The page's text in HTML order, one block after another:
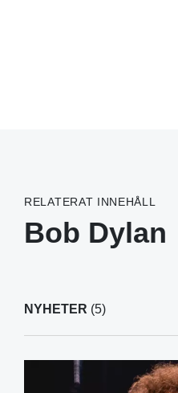
RELATERAT INNEHÅLL
Bob Dylan
NYHETER (5)